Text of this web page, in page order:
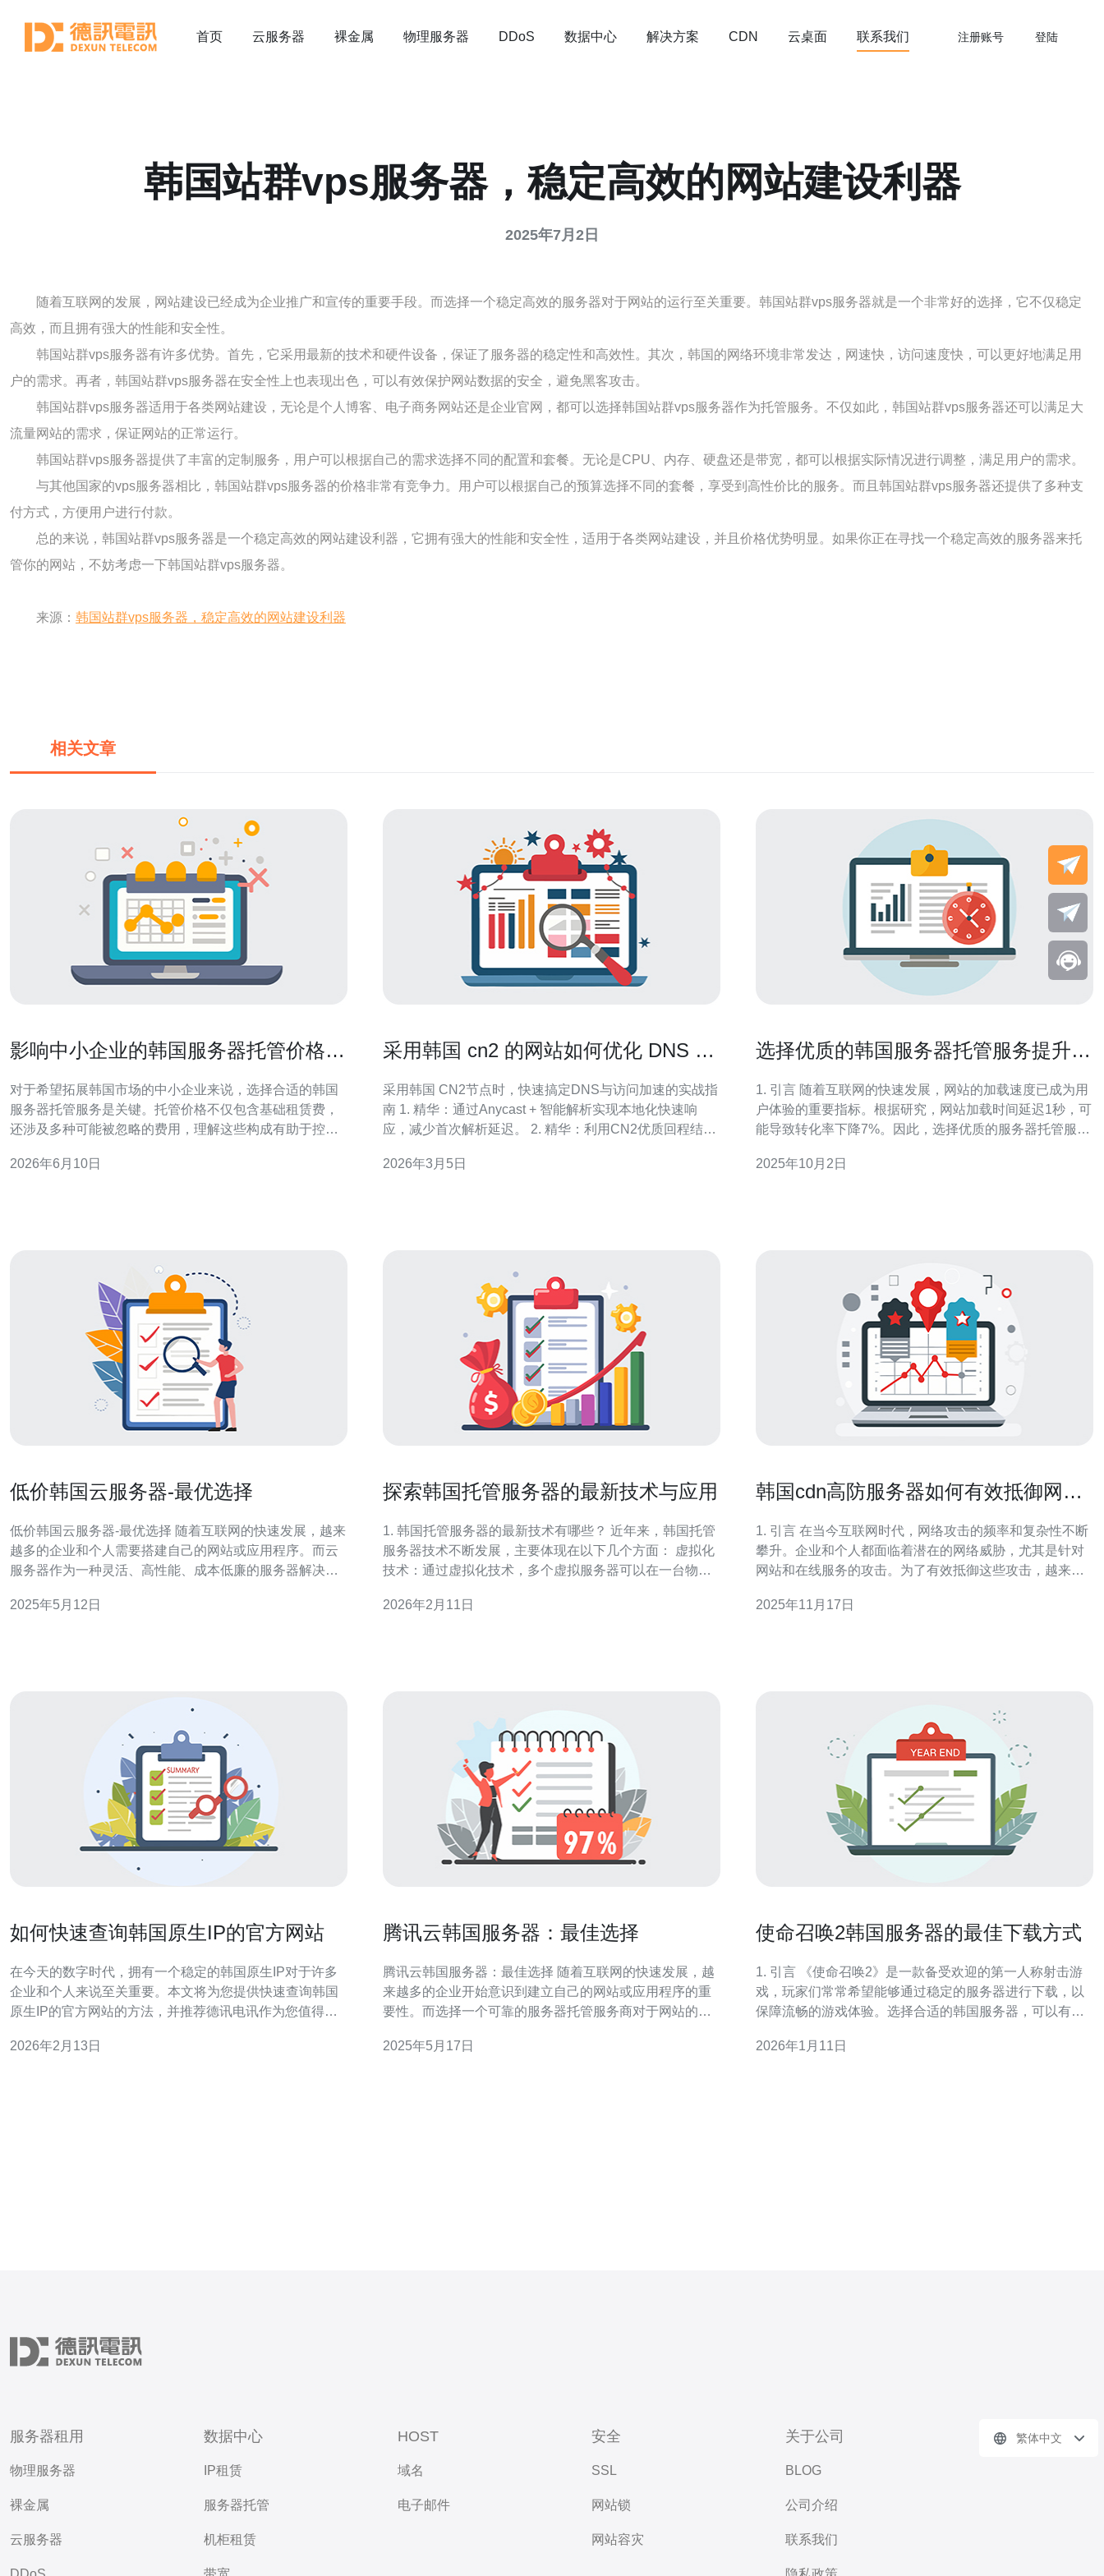
首页 云服务器 裸金属 物理服务器 DDoS 数据中心 解决方案 CDN 云桌面 联系我们 注册账号 登陆
韩国站群vps服务器，稳定高效的网站建设利器
2025年7月2日
随着互联网的发展，网站建设已经成为企业推广和宣传的重要手段。而选择一个稳定高效的服务器对于网站的运行至关重要。韩国站群vps服务器就是一个非常好的选择，它不仅稳定
高效，而且拥有强大的性能和安全性。
韩国站群vps服务器有许多优势。首先，它采用最新的技术和硬件设备，保证了服务器的稳定性和高效性。其次，韩国的网络环境非常发达，网速快，访问速度快，可以更好地满足用
户的需求。再者，韩国站群vps服务器在安全性上也表现出色，可以有效保护网站数据的安全，避免黑客攻击。
韩国站群vps服务器适用于各类网站建设，无论是个人博客、电子商务网站还是企业官网，都可以选择韩国站群vps服务器作为托管服务。不仅如此，韩国站群vps服务器还可以满足大
流量网站的需求，保证网站的正常运行。
韩国站群vps服务器提供了丰富的定制服务，用户可以根据自己的需求选择不同的配置和套餐。无论是CPU、内存、硬盘还是带宽，都可以根据实际情况进行调整，满足用户的需求。
与其他国家的vps服务器相比，韩国站群vps服务器的价格非常有竞争力。用户可以根据自己的预算选择不同的套餐，享受到高性价比的服务。而且韩国站群vps服务器还提供了多种支
付方式，方便用户进行付款。
总的来说，韩国站群vps服务器是一个稳定高效的网站建设利器，它拥有强大的性能和安全性，适用于各类网站建设，并且价格优势明显。如果你正在寻找一个稳定高效的服务器来托
管你的网站，不妨考虑一下韩国站群vps服务器。
来源： 韩国站群vps服务器，稳定高效的网站建设利器
相关文章
影响中小企业的韩国服务器托管价格与
对于希望拓展韩国市场的中小企业来说，选择合适的韩国
服务器托管服务是关键。托管价格不仅包含基础租赁费，
还涉及多种可能被忽略的费用，理解这些构成有助于控制
独立服务器（独服）与托管机柜（colocation）。VPS适合
2026年6月10日
采用韩国 cn2 的网站如何优化 DNS 与
采用韩国 CN2节点时，快速搞定DNS与访问加速的实战指
南 1. 精华：通过Anycast + 智能解析实现本地化快速响
应，减少首次解析延迟。 2. 精华：利用CN2优质回程结合
严控TTL3%或P95延迟超过阈值）时，自动通过智能解析
2026年3月5日
选择优质的韩国服务器托管服务提升网
1. 引言 随着互联网的快速发展，网站的加载速度已成为用
户体验的重要指标。根据研究，网站加载时间延迟1秒，可
能导致转化率下降7%。因此，选择优质的服务器托管服务
突出。 2. 韩国服务器的优势 韩国服务器具有多个优势，尤
2025年10月2日
低价韩国云服务器-最优选择
低价韩国云服务器-最优选择 随着互联网的快速发展，越来
越多的企业和个人需要搭建自己的网站或应用程序。而云
服务器作为一种灵活、高性能、成本低廉的服务器解决方
一个重要的考虑因素。韩国作为亚洲云计算市场中的重要
2025年5月12日
探索韩国托管服务器的最新技术与应用
1. 韩国托管服务器的最新技术有哪些？ 近年来，韩国托管
服务器技术不断发展，主要体现在以下几个方面： 虚拟化
技术：通过虚拟化技术，多个虚拟服务器可以在一台物理
的托管服务商开始采用云计算架构，使得用户可以按需获
2026年2月11日
韩国cdn高防服务器如何有效抵御网络
1. 引言 在当今互联网时代，网络攻击的频率和复杂性不断
攀升。企业和个人都面临着潜在的网络威胁，尤其是针对
网站和在线服务的攻击。为了有效抵御这些攻击，越来越
容分发网络）高防服务器。本文将探讨韩国CDN高防服务
2025年11月17日
如何快速查询韩国原生IP的官方网站
在今天的数字时代，拥有一个稳定的韩国原生IP对于许多
企业和个人来说至关重要。本文将为您提供快速查询韩国
原生IP的官方网站的方法，并推荐德讯电讯作为您值得信
韩国原生IP？ 韩国原生IP是指在韩国境内分配的IP地址。
2026年2月13日
腾讯云韩国服务器：最佳选择
腾讯云韩国服务器：最佳选择 随着互联网的快速发展，越
来越多的企业开始意识到建立自己的网站或应用程序的重
要性。而选择一个可靠的服务器托管服务商对于网站的稳
备受推崇，被认为是最佳选择之一。 腾讯云在韩国地区拥
2025年5月17日
使命召唤2韩国服务器的最佳下载方式
1. 引言 《使命召唤2》是一款备受欢迎的第一人称射击游
戏，玩家们常常希望能够通过稳定的服务器进行下载，以
保障流畅的游戏体验。选择合适的韩国服务器，可以有效
详细探讨最佳下载方式，并为您提供实用的服务器配置建
2026年1月11日
服务器租用
物理服务器
裸金属
云服务器
数据中心
IP租赁
服务器托管
机柜租赁
HOST
域名
电子邮件
安全
SSL
网站锁
网站容灾
关于公司
BLOG
公司介绍
联系我们
繁体中文